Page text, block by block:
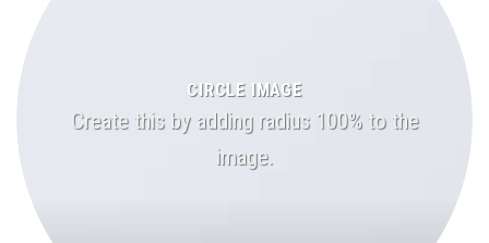
CIRCLE IMAGE
Create this by adding radius 100% to the
image.